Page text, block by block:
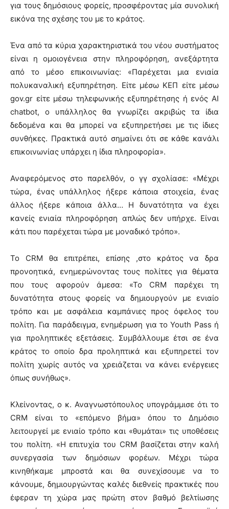
για τους δημόσιους φορείς, προσφέροντας μία συνολική
εικόνα της σχέσης του με το κράτος.
Ένα από τα κύρια χαρακτηριστικά του νέου συστήματος
είναι η ομοιογένεια στην πληροφόρηση, ανεξάρτητα
από το μέσο επικοινωνίας: «Παρέχεται μια ενιαία
πολυκαναλική εξυπηρέτηση. Είτε μέσω ΚΕΠ είτε μέσω
gov.gr είτε μέσω τηλεφωνικής εξυπηρέτησης ή ενός AI
chatbot, ο υπάλληλος θα γνωρίζει ακριβώς τα ίδια
δεδομένα και θα μπορεί να εξυπηρετήσει με τις ίδιες
συνθήκες. Πρακτικά αυτό σημαίνει ότι σε κάθε κανάλι
επικοινωνίας υπάρχει η ίδια πληροφορία».
Αναφερόμενος στο παρελθόν, ο γγ σχολίασε: «Μέχρι
τώρα, ένας υπάλληλος ήξερε κάποια στοιχεία, ένας
άλλος ήξερε κάποια άλλα… Η δυνατότητα να έχει
κανείς ενιαία πληροφόρηση απλώς δεν υπήρχε. Είναι
κάτι που παρέχεται τώρα με μοναδικό τρόπο».
Το CRM θα επιτρέπει, επίσης ,στο κράτος να δρα
προνοητικά, ενημερώνοντας τους πολίτες για θέματα
που τους αφορούν άμεσα: «Το CRM παρέχει τη
δυνατότητα στους φορείς να δημιουργούν με ενιαίο
τρόπο και με ασφάλεια καμπάνιες προς όφελος του
πολίτη. Για παράδειγμα, ενημέρωση για το Youth Pass ή
για προληπτικές εξετάσεις. Συμβάλλουμε έτσι σε ένα
κράτος το οποίο δρα προληπτικά και εξυπηρετεί τον
πολίτη χωρίς αυτός να χρειάζεται να κάνει ενέργειες
όπως συνήθως».
Κλείνοντας, ο κ. Αναγνωστόπουλος υπογράμμισε ότι το
CRM είναι το «επόμενο βήμα» όπου το Δημόσιο
λειτουργεί με ενιαίο τρόπο και «θυμάται» τις υποθέσεις
του πολίτη. «Η επιτυχία του CRM βασίζεται στην καλή
συνεργασία των δημόσιων φορέων. Μέχρι τώρα
κινηθήκαμε μπροστά και θα συνεχίσουμε να το
κάνουμε, δημιουργώντας καλές διεθνείς πρακτικές που
έφεραν τη χώρα μας πρώτη στον βαθμό βελτίωσης